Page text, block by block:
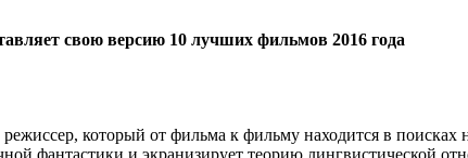
свою версию 10 лучших фильмов 2016 года
который от фильма к фильму находится в
фантастики и экранизирует теорию лингвистической